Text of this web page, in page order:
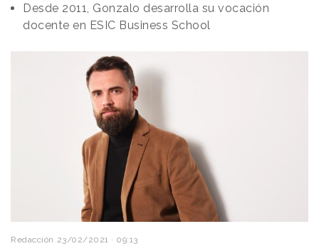
Desde 2011, Gonzalo desarrolla su vocación
docente en ESIC Business School
Redacción 23/02/2021 · 09:13